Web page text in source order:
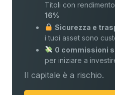
Titoli con
16%
Sicurezza e
i tuoi asset sono
0 commissioni
per iniziare a
Il capitale è a rischio.